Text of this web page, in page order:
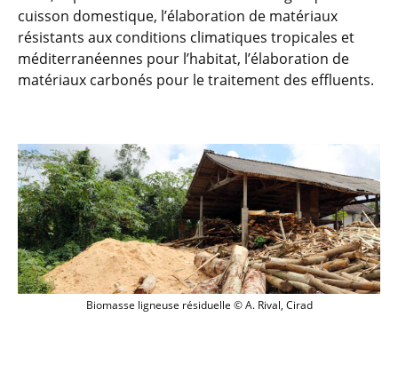
cuisson domestique, l’élaboration de matériaux
résistants aux conditions climatiques tropicales et
méditerranéennes pour l’habitat, l’élaboration de
matériaux carbonés pour le traitement des effluents.
Biomasse ligneuse résiduelle © A.
Biomasse ligneuse résiduelle © A. Rival, Cirad